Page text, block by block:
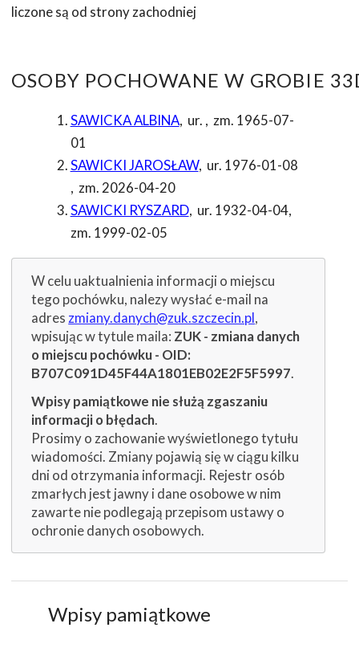
liczone są od strony zachodniej
OSOBY POCHOWANE W GROBIE
SAWICKA ALBINA, ur. , zm. 1965-07-
01
SAWICKI JAROSŁAW, ur. 1976-01-08
, zm. 2026-04-20
SAWICKI RYSZARD, ur. 1932-04-04,
zm. 1999-02-05
W celu uaktualnienia informacji o miejscu
tego pochówku, nalezy wysłać e-mail na
adres zmiany.danych@zuk.szczecin.pl,
wpisując w tytule maila: ZUK - zmiana danych
o miejscu pochówku - OID:
B707C091D45F44A1801EB02E2F5F5997.
Wpisy pamiątkowe nie służą zgaszaniu
informacji o błędach.
Prosimy o zachowanie wyświetlonego tytułu
wiadomości. Zmiany pojawią się w ciągu kilku
dni od otrzymania informacji. Rejestr osób
zmarłych jest jawny i dane osobowe w nim
zawarte nie podlegają przepisom ustawy o
ochronie danych osobowych.
Wpisy pamiątkowe